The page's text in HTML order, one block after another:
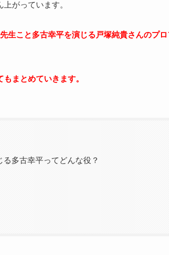
がっています。
生こと多古幸平を演じる戸塚純貴さんのプロ
まとめていきます。
多古幸平ってどんな役？